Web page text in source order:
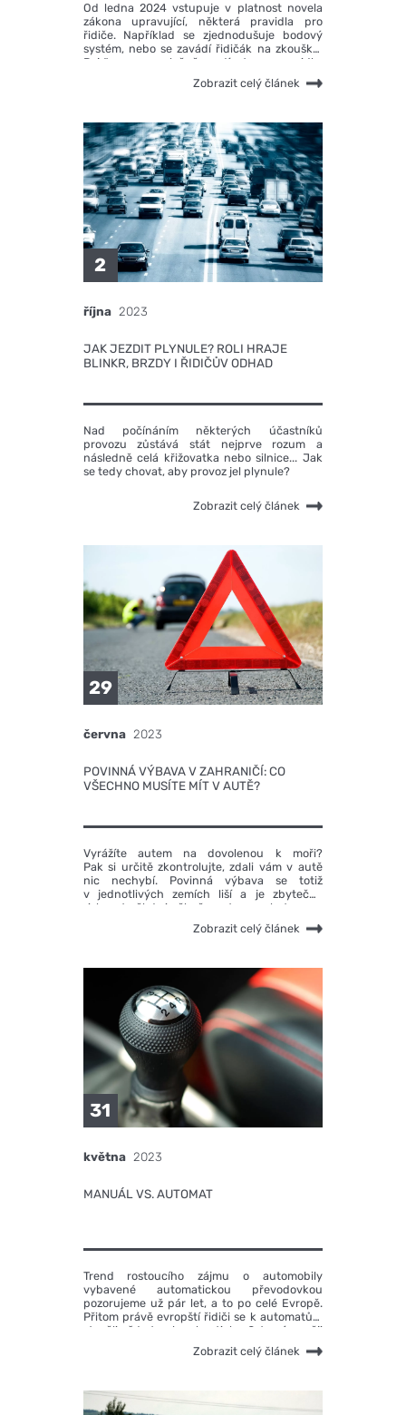
Od ledna 2024 vstupuje v platnost novela
zákona upravující, některá pravidla pro
řidiče. Například se zjednodušuje bodový
systém, nebo se zavádí řidičák na zkoušku.
Pojďme se společně podívat na pravidla,
které nám budou od nového roku dělat na
Zobrazit celý článek
2
října 2023
JAK JEZDIT PLYNULE? ROLI HRAJE
BLINKR, BRZDY I ŘIDIČŮV ODHAD
Nad počínáním některých účastníků
provozu zůstává stát nejprve rozum a
následně celá křižovatka nebo silnice... Jak
se tedy chovat, aby provoz jel plynule?
Zobrazit celý článek
29
června 2023
POVINNÁ VÝBAVA V ZAHRANIČÍ: CO
VŠECHNO MUSÍTE MÍT V AUTĚ?
Vyrážíte autem na dovolenou k moři?
Pak si určitě zkontrolujte, zdali vám v autě
nic nechybí. Povinná výbava se totiž
v jednotlivých zemích liší a je zbytečné
riskovat někdy i pěkně mastnou pokutu.
Zobrazit celý článek
31
května 2023
MANUÁL VS. AUTOMAT
Trend rostoucího zájmu o automobily
vybavené automatickou převodovkou
pozorujeme už pár let, a to po celé Evropě.
Přitom právě evropští řidiči se k automatům
stavěli vždy trochu skepticky. O to výrazněji
se projevují odlišné názory příznivců
automatů i těch, kteří si jízdu bez řadicí páky
převodovkou?
Zobrazit celý článek